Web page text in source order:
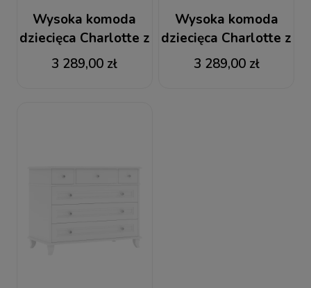
Wysoka komoda
dziecięca Charlotte z
szufladami różowa
3 289,00 zł
Wysoka komoda
dziecięca Charlotte z
szufladami w kolorze
kości słoniowej
3 289,00 zł